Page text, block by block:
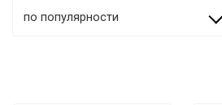
по популярности